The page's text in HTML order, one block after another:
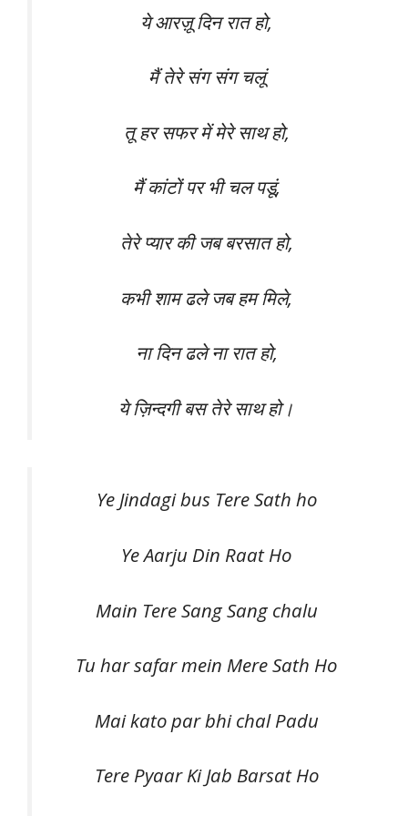
ये आरज़ू दिन रात हो,
मैं तेरे संग संग चलूं
तू हर सफर में मेरे साथ हो,
मैं कांटों पर भी चल पडूं,
तेरे प्यार की जब बरसात हो,
कभी शाम ढले जब हम मिले,
ना दिन ढले ना रात हो,
ये ज़िन्दगी बस तेरे साथ हो।
Ye Jindagi bus Tere Sath ho
Ye Aarju Din Raat Ho
Main Tere Sang Sang chalu
Tu har safar mein Mere Sath Ho
Mai kato par bhi chal Padu
Tere Pyaar Ki Jab Barsat Ho